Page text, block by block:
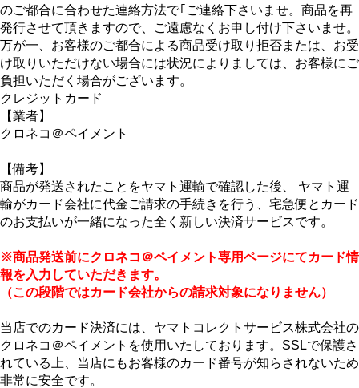
のご都合に合わせた連絡方法で｢ご連絡下さいませ。商品を再
発行させて頂きますので、ご遠慮なくお申し付け下さいませ。
万が一、お客様のご都合による商品受け取り拒否または、お受
け取りいただけない場合には状況によりましては、お客様にご
負担いただく場合がございます。
クレジットカード
【業者】
クロネコ＠ペイメント
【備考】
商品が発送されたことをヤマト運輸で確認した後、 ヤマト運
輸がカード会社に代金ご請求の手続きを行う、宅急便とカード
のお支払いが一緒になった全く新しい決済サービスです。
※商品発送前にクロネコ＠ペイメント専用ページにてカード情
報を入力していただきます。
（この段階ではカード会社からの請求対象になりません）
当店でのカード決済には、ヤマトコレクトサービス株式会社の
クロネコ＠ペイメントを使用いたしております。SSLで保護さ
れている上、当店にもお客様のカード番号が知らされないため
非常に安全です。